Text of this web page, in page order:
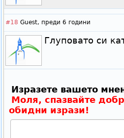
#18 Guest, преди 6 години
Глуповато си
Изразете вашето
Моля, спазвайте
обидни изрази!